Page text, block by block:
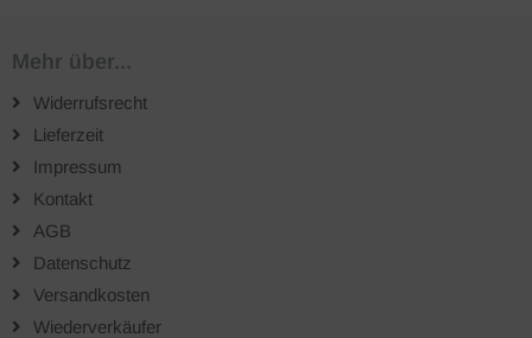
Mehr über...
Widerrufsrecht
Lieferzeit
Impressum
Kontakt
AGB
Datenschutz
Versandkosten
Wiederverkäufer